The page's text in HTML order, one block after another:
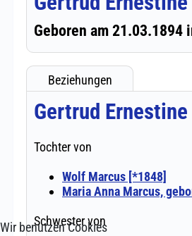
Wir benutzen Cookies